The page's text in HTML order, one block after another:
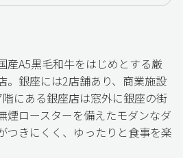
産A5黒毛和牛をはじめとする厳
。銀座には2店舗あり、商業施設
階にある銀座店は窓外に銀座の街
煙ロースターを備えたモダンなダ
つきにくく、ゆったりと食事を楽